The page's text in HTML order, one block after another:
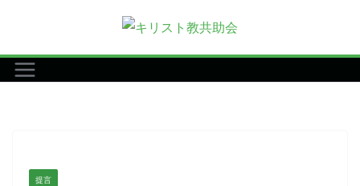
テ
ン
提言